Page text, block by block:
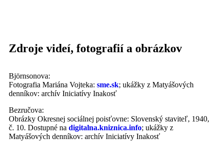
Zdroje videí, fotografií a obrázkov
Björnsonova:
Fotografia Mariána Vojteka: sme.sk; ukážky z Matyášových
denníkov: archív Iniciatívy Inakosť
Bezručova:
Obrázky Okresnej sociálnej poisťovne: Slovenský staviteľ, 1940,
č. 10. Dostupné na digitalna.kniznica.info; ukážky z
Matyášových denníkov: archív Iniciatívy Inakosť